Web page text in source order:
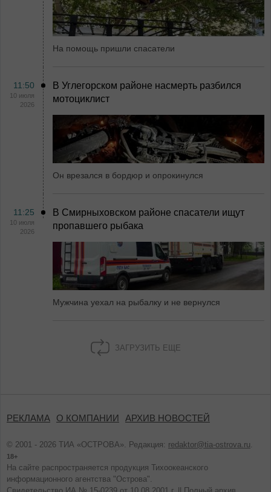
На помощь пришли спасатели
11:50
10 июля
2026
В Углегорском районе насмерть разбился
мотоциклист
Он врезался в бордюр и опрокинулся
11:25
10 июля
2026
В Смирныховском районе спасатели ищут
пропавшего рыбака
Мужчина уехал на рыбалку и не вернулся
ЗАГРУЗИТЬ ЕЩЕ
РЕКЛАМА О КОМПАНИИ АРХИВ НОВОСТЕЙ
© 2001 - 2026 ТИА «ОСТРОВА». Редакция: redaktor@tia-ostrova.ru
18+
На сайте распространяется продукция Тихоокеанского
информационного агентства "Острова".